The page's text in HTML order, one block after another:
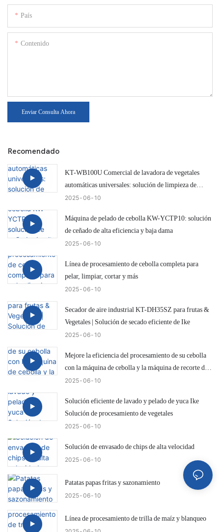
País
Contenido
Enviar Consulta Ahora
Recomendado
KT-WB100U Comercial de lavadora de vegetales
automáticas universales: solución de limpieza de
cebolla eficiente e inteligente
2025 06 10
Máquina de pelado de cebolla KW-YCTP10: solución
de ceñado de alta eficiencia y baja dama
2025 06 10
Línea de procesamiento de cebolla completa para
pelar, limpiar, cortar y más
2025 06 10
Secador de aire industrial KT-DH35SZ para frutas &
Vegetales | Solución de secado eficiente de Ike
2025 06 10
Mejore la eficiencia del procesamiento de su cebolla
con la máquina de cebolla y la máquina de recorte de
cola IKE KW-QG500
2025 06 10
Solución eficiente de lavado y pelado de yuca Ike
Solución de procesamiento de vegetales
2025 06 10
Solución de envasado de chips de alta velocidad
2025 06 10
Patatas papas fritas y sazonamiento
2025 06 10
Línea de procesamiento de trilla de maíz y blanqueo